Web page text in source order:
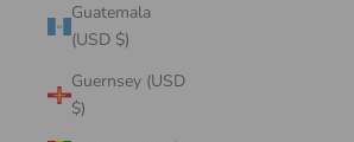
Guatemala
(USD $)
Guernsey (USD
$)